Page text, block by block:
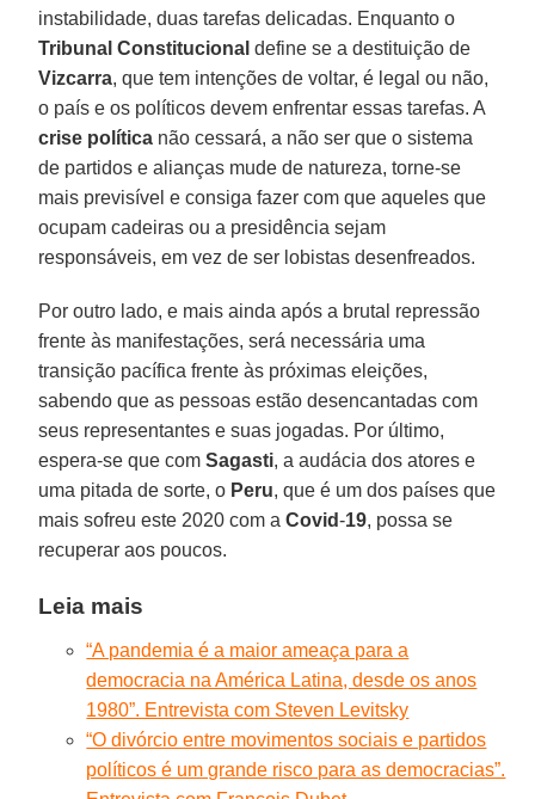
instabilidade, duas tarefas delicadas. Enquanto o
Tribunal Constitucional define se a destituição de
Vizcarra, que tem intenções de voltar, é legal ou não,
o país e os políticos devem enfrentar essas tarefas. A
crise política não cessará, a não ser que o sistema
de partidos e alianças mude de natureza, torne-se
mais previsível e consiga fazer com que aqueles que
ocupam cadeiras ou a presidência sejam
responsáveis, em vez de ser lobistas desenfreados.
Por outro lado, e mais ainda após a brutal repressão
frente às manifestações, será necessária uma
transição pacífica frente às próximas eleições,
sabendo que as pessoas estão desencantadas com
seus representantes e suas jogadas. Por último,
espera-se que comSagasti, a audácia dos atores e
uma pitada de sorte, o Peru, que é um dos países que
mais sofreu este 2020 com aCovid-19, possa se
recuperar aos poucos.
Leia mais
“A pandemia é a maior ameaça para a
democracia na América Latina, desde os anos
1980”. Entrevista com Steven Levitsky
“O divórcio entre movimentos sociais e partidos
políticos é um grande risco para as democracias”.